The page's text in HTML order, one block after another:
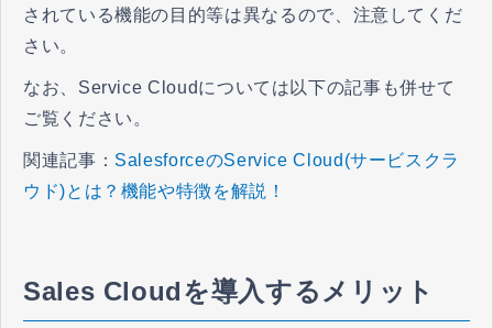
されている機能の目的等は異なるので、注意してくだ
さい。
なお、Service Cloudについては以下の記事も併せて
ご覧ください。
関連記事： SalesforceのService Cloud(サービスクラ
ウド)とは？機能や特徴を解説！
Sales Cloudを導入するメリット